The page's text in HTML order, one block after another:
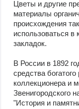
Цветы и другие
материалы
происхождения
использоваться в
закладок.
В России в 1892
средства богатого
коллекционера и
Звенигородского
"История и